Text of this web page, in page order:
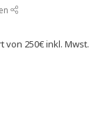
von 250€inkl. Mwst.